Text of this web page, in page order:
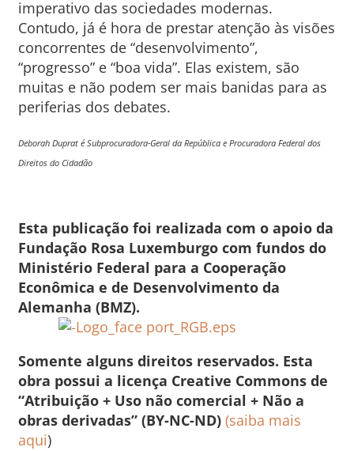
imperativo das sociedades modernas.
Contudo, já é hora de prestar atenção às visões
concorrentes de “desenvolvimento”,
“progresso” e “boa vida”. Elas existem, são
muitas e não podem ser mais banidas para as
periferias dos debates.
Deborah Duprat é Subprocuradora-Geral da República e Procuradora Federal dos
Direitos do Cidadão
Esta publicação foi realizada com o apoio da
Fundação Rosa Luxemburgo com fundos do
Ministério Federal para a Cooperação
Econômica e de Desenvolvimento da
Alemanha (BMZ).
Somente alguns direitos reservados. Esta
obra possui a licença Creative Commons de
“Atribuição + Uso não comercial + Não a
obras derivadas” (BY-NC-ND) (saiba mais
aqui)